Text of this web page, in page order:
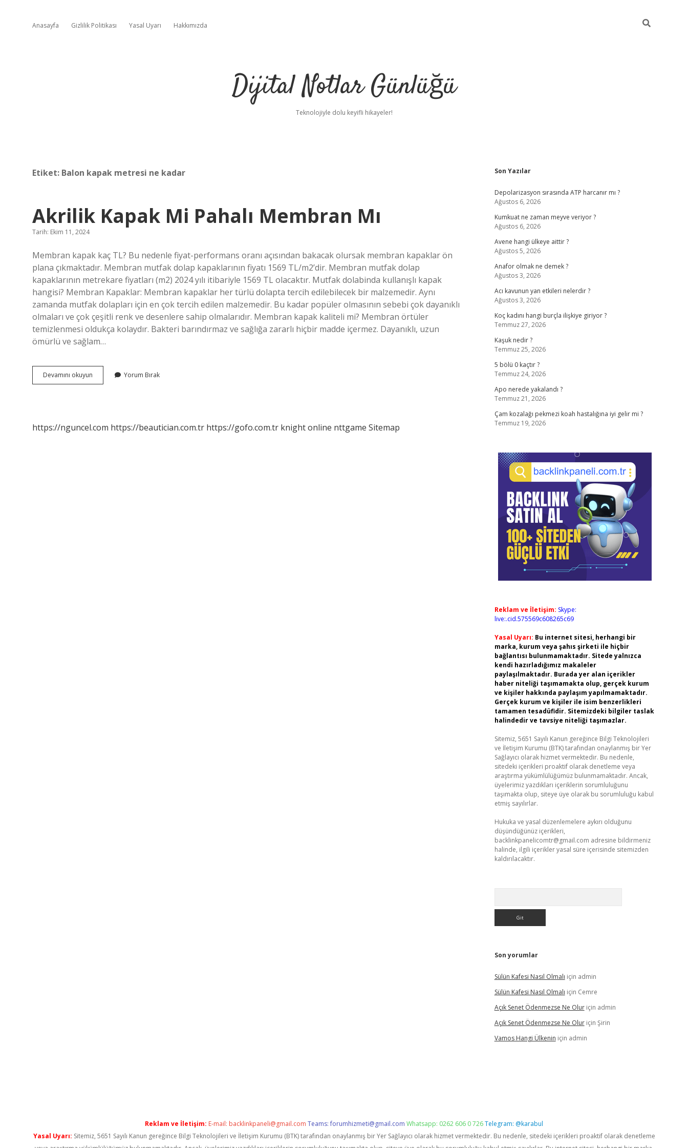
Anasayfa Gizlilik Politikası Yasal Uyarı Hakkımızda
Dijital Notlar Günlüğü
Teknolojiyle dolu keyifli hikayeler!
Etiket: Balon kapak metresi ne kadar
Akrilik Kapak Mi Pahalı Membran Mı
Tarih: Ekim 11, 2024
Membran kapak kaç TL? Bu nedenle fiyat-performans oranı açısından bakacak olursak membran kapaklar ön
plana çıkmaktadır. Membran mutfak dolap kapaklarının fiyatı 1569 TL/m2’dir. Membran mutfak dolap
kapaklarının metrekare fiyatları (m2) 2024 yılı itibariyle 1569 TL olacaktır. Mutfak dolabinda kullanışlı kapak
hangisi? Membran Kapaklar: Membran kapaklar her türlü dolapta tercih edilebilecek bir malzemedir. Aynı
zamanda mutfak dolapları için en çok tercih edilen malzemedir. Bu kadar popüler olmasının sebebi çok dayanıklı
olmaları ve çok çeşitli renk ve desenlere sahip olmalarıdır. Membran kapak kaliteli mi? Membran örtüler
temizlenmesi oldukça kolaydır. Bakteri barındırmaz ve sağlığa zararlı hiçbir madde içermez. Dayanıklı, uzun
ömürlü ve sağlam…
Devamını okuyun
Kapak
Yorum Bırak
https://nguncel.com https://beautician.com.tr https://gofo.com.tr knight online nttgame Sitemap
Sidebar
Son Yazılar
Depolarizasyon sırasında ATP harcanır mı ?
Ağustos 6, 2026
Kumkuat ne zaman meyve veriyor ?
Ağustos 6, 2026
Avene hangi ülkeye aittir ?
Ağustos 5, 2026
Anafor olmak ne demek ?
Ağustos 3, 2026
Acı kavunun yan etkileri nelerdir ?
Ağustos 3, 2026
Koç kadını hangi burçla ilişkiye giriyor ?
Temmuz 27, 2026
Kaşuk nedir ?
Temmuz 25, 2026
5 bölü 0 kaçtır ?
Temmuz 24, 2026
Apo nerede yakalandı ?
Temmuz 21, 2026
Çam kozalağı pekmezi koah hastalığına iyi gelir mi ?
Temmuz 19, 2026
Reklam ve İletişim: Skype:
live:.cid.575569c608265c69
Yasal Uyarı: Bu internet sitesi, herhangi bir
marka, kurum veya şahıs şirketi ile hiçbir
bağlantısı bulunmamaktadır. Sitede yalnızca
kendi hazırladığımız makaleler
paylaşılmaktadır. Burada yer alan içerikler
haber niteliği taşımamakta olup, gerçek kurum
ve kişiler hakkında paylaşım yapılmamaktadır.
Gerçek kurum ve kişiler ile isim benzerlikleri
tamamen tesadüfidir. Sitemizdeki bilgiler taslak
halindedir ve tavsiye niteliği taşımazlar.
Sitemiz, 5651 Sayılı Kanun gereğince Bilgi Teknolojileri
ve İletişim Kurumu (BTK) tarafından onaylanmış bir Yer
Sağlayıcı olarak hizmet vermektedir. Bu nedenle,
sitedeki içerikleri proaktif olarak denetleme veya
araştırma yükümlülüğümüz bulunmamaktadır. Ancak,
üyelerimiz yazdıkları içeriklerin sorumluluğunu
taşımakta olup, siteye üye olarak bu sorumluluğu kabul
etmiş sayılırlar.
Hukuka ve yasal düzenlemelere aykırı olduğunu
düşündüğünüz içerikleri,
backlinkpanelicomtr@gmail.com adresine bildirmeniz
halinde, ilgili içerikler yasal süre içerisinde sitemizden
kaldırılacaktır.
Son yorumlar
Sülün Kafesi Nasıl Olmalı için admin
Sülün Kafesi Nasıl Olmalı için Cemre
Açık Senet Ödenmezse Ne Oluriçin admin
Açık Senet Ödenmezse Ne Oluriçin Şirin
Vamos Hangi Ülkenin için admin
Reklam ve İletişim: E-mail: backlinkpaneli@gmail.com Teams:forumhizmeti@gmail.com Whatsapp: 0262 606 0 726Telegram: @karabul
Yasal Uyarı: Sitemiz, 5651 Sayılı Kanun gereğince Bilgi Teknolojileri ve İletişim Kurumu (BTK) tarafından onaylanmış bir Yer Sağlayıcı olarak hizmet vermektedir. Bu nedenle, sitedeki içerikleri proaktif olarak denetleme